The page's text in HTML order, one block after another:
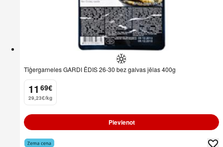
Tīģergarneles GARDI ĒDIS 26-30 bez galvas jēlas 400g
11
. 69€
29,23€/kg
Pievienot